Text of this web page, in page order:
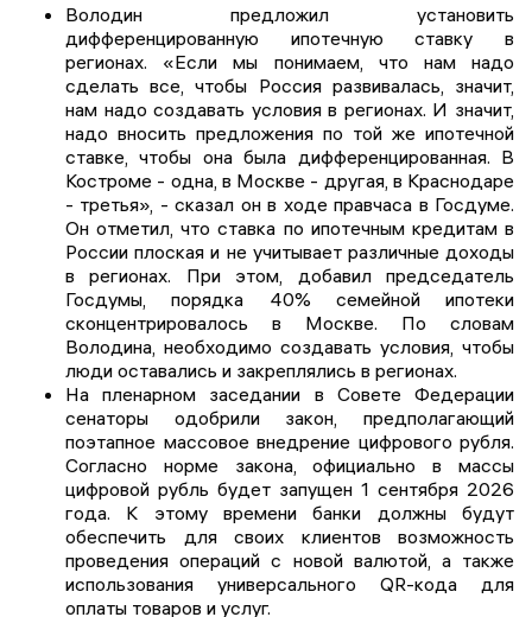
Володин предложил установить
дифференцированную ипотечную ставку в
регионах. «Если мы понимаем, что нам надо
сделать все, чтобы Россия развивалась, значит,
нам надо создавать условия в регионах. И значит,
надо вносить предложения по той же ипотечной
ставке, чтобы она была дифференцированная. В
Костроме - одна, в Москве - другая, в Краснодаре
- третья», - сказал он в ходе правчаса в Госдуме.
Он отметил, что ставка по ипотечным кредитам в
России плоская и не учитывает различные доходы
в регионах. При этом, добавил председатель
Госдумы, порядка 40% семейной ипотеки
сконцентрировалось в Москве. По словам
Володина, необходимо создавать условия, чтобы
люди оставались и закреплялись в регионах.
На пленарном заседании в Совете Федерации
сенаторы одобрили закон, предполагающий
поэтапное массовое внедрение цифрового рубля.
Согласно норме закона, официально в массы
цифровой рубль будет запущен 1 сентября 2026
года. К этому времени банки должны будут
обеспечить для своих клиентов возможность
проведения операций с новой валютой, а также
использования универсального QR-кода для
оплаты товаров и услуг.